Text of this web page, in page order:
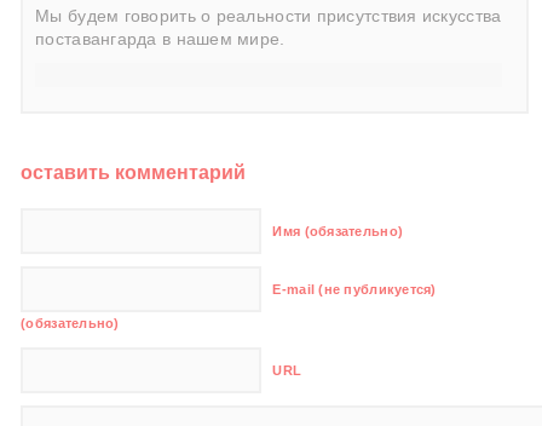
Мы будем говорить о реальности присутствия искусства
поставангарда в нашем мире.
оставить комментарий
Имя (обязательно)
E-mail (не публикуется)
(обязательно)
URL